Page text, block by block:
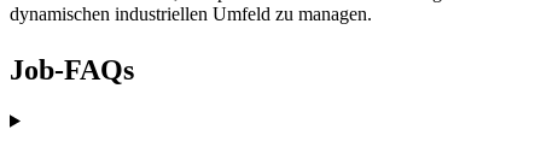
dynamischen industriellen Umfeld zu managen.
Job-FAQs